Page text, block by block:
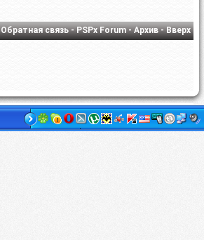
Обратная связь-PSPx Forum-Архив-Вверх